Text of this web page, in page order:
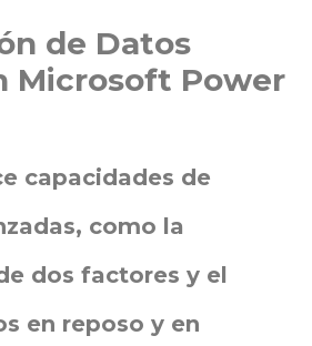
de Datos
Microsoft Power
capacidades de
como la
dos factores y el
en reposo y en